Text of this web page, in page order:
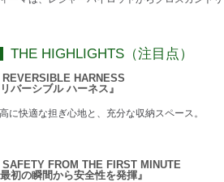
THE HIGHLIGHTS（注目点）
HARNESS
リバーシブル ハーネス』
に快適な担ぎ心地と、充分な収納スペース。
FROM THE FIRST MINUTE
最初の瞬間から安全性を発揮』